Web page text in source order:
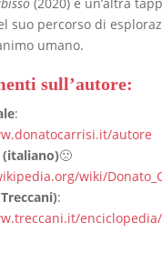
suo percorso di
umano.
sull’autore:
:
autore
🙁
wiki/
: